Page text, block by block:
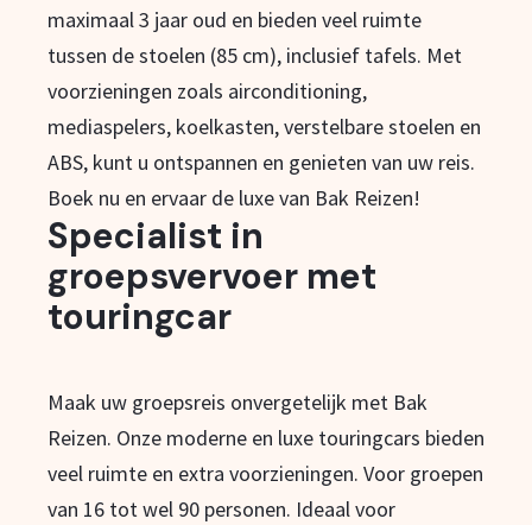
maximaal 3 jaar oud en bieden veel ruimte
tussen de stoelen (85 cm), inclusief tafels. Met
voorzieningen zoals airconditioning,
mediaspelers, koelkasten, verstelbare stoelen en
ABS, kunt u ontspannen en genieten van uw reis.
Boek nu en ervaar de luxe van Bak Reizen!
Specialist in
groepsvervoer met
touringcar
Maak uw groepsreis onvergetelijk met Bak
Reizen. Onze moderne en luxe touringcars bieden
veel ruimte en extra voorzieningen. Voor groepen
van 16 tot wel 90 personen. Ideaal voor